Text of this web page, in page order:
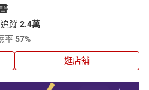
追蹤 2.4萬
率57%
逛店舖